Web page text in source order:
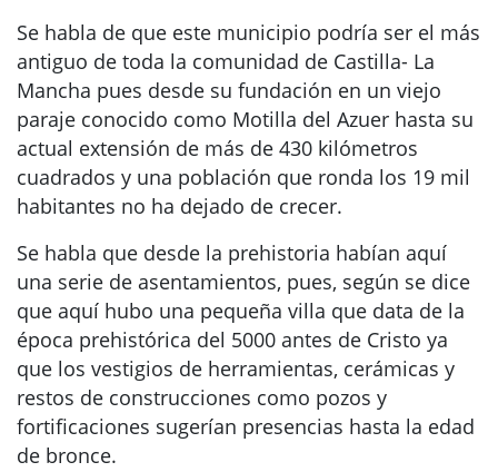
Se habla de que este municipio podría ser el más
antiguo de toda la comunidad de Castilla- La
Mancha pues desde su fundación en un viejo
paraje conocido como Motilla del Azuer hasta su
actual extensión de más de 430 kilómetros
cuadrados y una población que ronda los 19 mil
habitantes no ha dejado de crecer.
Se habla que desde la prehistoria habían aquí
una serie de asentamientos, pues, según se dice
que aquí hubo una pequeña villa que data de la
época prehistórica del 5000 antes de Cristo ya
que los vestigios de herramientas, cerámicas y
restos de construcciones como pozos y
fortificaciones sugerían presencias hasta la edad
de bronce.